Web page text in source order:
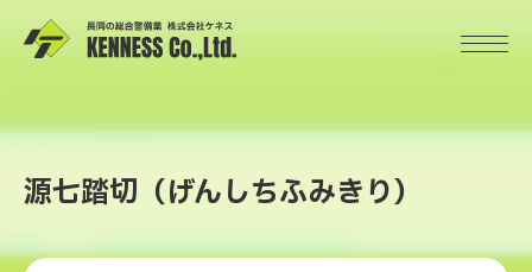
源七踏切（げんしちふみきり）